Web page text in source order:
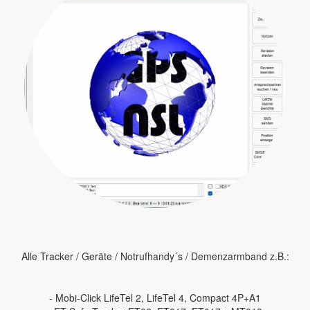
Alle Tracker / Geräte / Notrufhandy´s / Demenzarmband z.B.:
- Mobi-Click LifeTel 2, LifeTel 4, Compact 4P+A1